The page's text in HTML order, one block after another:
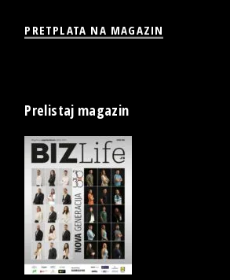
PRETPLATA NA MAGAZIN
Prelistaj magazin